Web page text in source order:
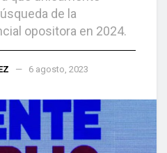
de la
opositora en 2024.
6 agosto, 2023